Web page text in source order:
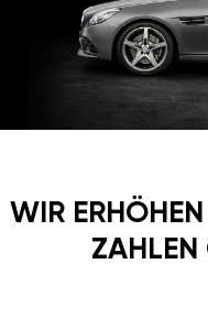
WIR
ZAHLEN